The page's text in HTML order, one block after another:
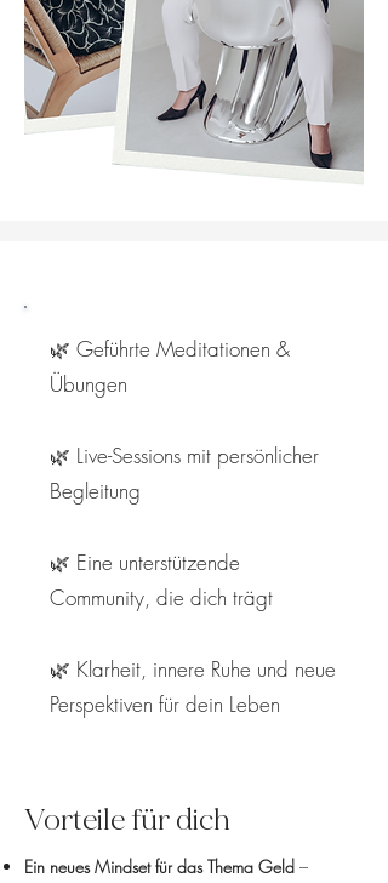
🌿 Geführte Meditationen &
Übungen
🌿 Live-Sessions mit persönlicher
Begleitung
🌿 Eine unterstützende
Community, die dich trägt
🌿 Klarheit, innere Ruhe und neue
Perspektiven für dein Leben
Ein neues Mindset für das Thema Geld –
Vorteile für dich